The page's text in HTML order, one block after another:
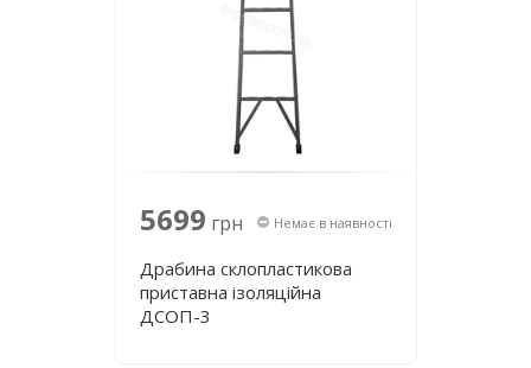
5699 грн Немає в наявності
Драбина склопластикова
приставна ізоляційна
ДСОП-3